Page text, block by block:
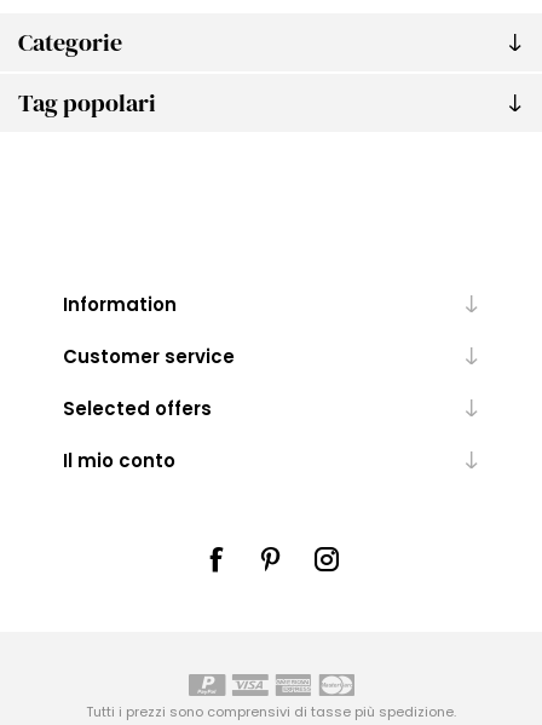
Categorie
Tag popolari
Information
Customer service
Selected offers
Il mio conto
Tutti i prezzi sono comprensivi di tasse più spedizione.